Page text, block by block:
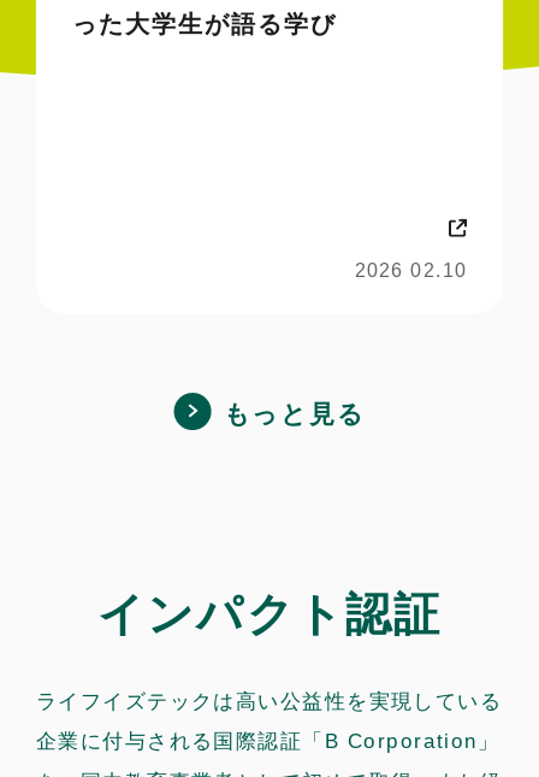
った大学生が語る学び
2026 02.10
もっと見る
インパクト認証
ライフイズテックは高い公益性を実現している
企業に付与される国際認証「B Corporation」